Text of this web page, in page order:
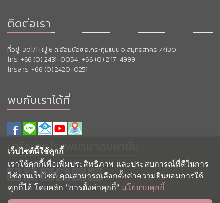
ติดต่อเรา
ที่อยู่: 301/1 หมู่ 6 ต.อ้อมน้อย อ.กระทุ่มแบน จ.สมุทรสาคร 74130
โทร: +66 (0) 2431-0054 , +66 (0) 2117-4999
โทรสาร: +66 (0) 2420-0251
พบกับเราได้ที่
เครือข่ายโรงพยาบาลมหาชัย
เว็บไซต์นี้ใช้คุกกี้
เราใช้คุกกี้เพื่อเพิ่มประสิทธิภาพ และประสบการณ์ที่ดีในการ
ใช้งานเว็บไซต์ คุณสามารถเลือกตั้งค่าความยินยอมการใช้
คุกกี้ได้ โดยคลิก "การตั้งค่าคุกกี้" นโยบายคุกกี้